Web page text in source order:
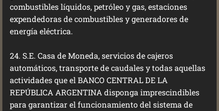
combustibles líquidos, petróleo y gas, estaciones
expendedoras de combustibles y generadores de
energía eléctrica.
24. S.E. Casa de Moneda, servicios de cajeros
automáticos, transporte de caudales y todas aquellas
actividades que el BANCO CENTRAL DE LA
REPÚBLICA ARGENTINA disponga imprescindibles
para garantizar el funcionamiento del sistema de